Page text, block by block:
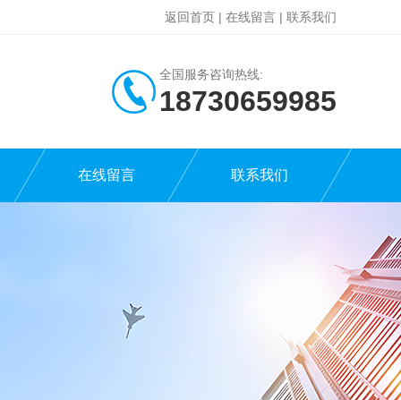
返回首页 | 在线留言 | 联系我们
全国服务咨询热线:
18730659985
在线留言 联系我们